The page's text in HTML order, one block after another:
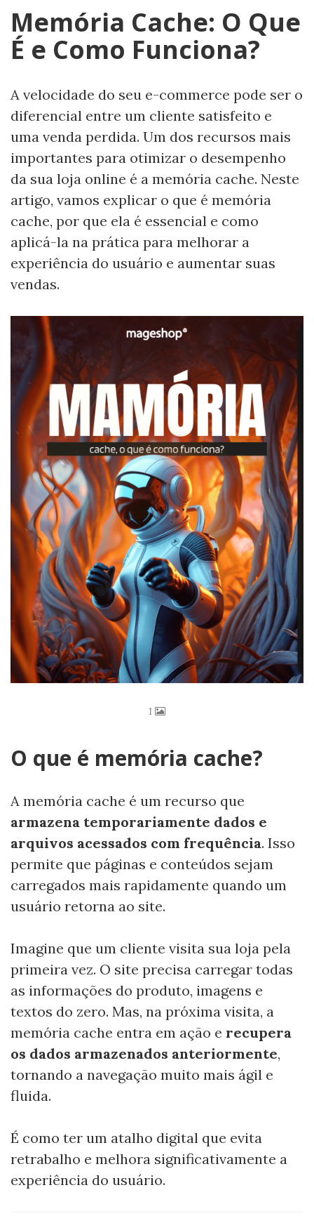
Memória Cache: O Que
É e Como Funciona?
A velocidade do seu e-commerce pode ser o
diferencial entre um cliente satisfeito e
uma venda perdida. Um dos recursos mais
importantes para otimizar o desempenho
da sua loja online é a memória cache. Neste
artigo, vamos explicar o que é memória
cache, por que ela é essencial e como
aplicá-la na prática para melhorar a
experiência do usuário e aumentar suas
vendas.
1
O que é memória cache?
A memória cache é um recurso que
armazena temporariamente dados e
arquivos acessados com frequência. Isso
permite que páginas e conteúdos sejam
carregados mais rapidamente quando um
usuário retorna ao site.
Imagine que um cliente visita sua loja pela
primeira vez. O site precisa carregar todas
as informações do produto, imagens e
textos do zero. Mas, na próxima visita, a
memória cache entra em ação e recupera
os dados armazenados anteriormente,
tornando a navegação muito mais ágil e
fluida.
É como ter um atalho digital que evita
retrabalho e melhora significativamente a
experiência do usuário.